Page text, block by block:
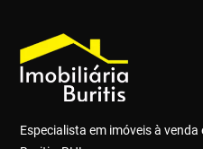
Especialista em imóveis à